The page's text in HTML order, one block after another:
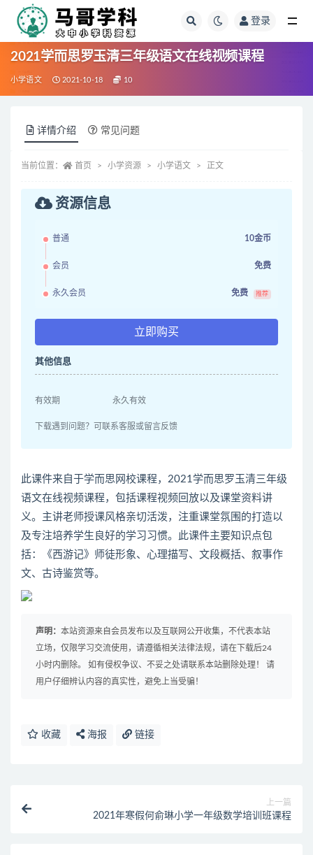
登录
2021学而思罗玉清三年级语文在线视频课程
小学语文 2021-10-18 10
详情介绍 常见问题
当前位置： 首页 小学资源 小学语文 正文
资源信息
普通 10金币
会员 免费
永久会员 免费 推荐
立即购买
其他信息
有效期 永久有效
下载遇到问题？可联系客服或留言反馈
此课件来自于学而思网校课程，2021学而思罗玉清三年级
语文在线视频课程，包括课程视频回放以及课堂资料讲
义。主讲老师授课风格亲切活泼，注重课堂氛围的打造以
及专注培养学生良好的学习习惯。此课件主要知识点包
括：《西游记》师徒形象、心理描写、文段概括、叙事作
文、古诗鉴赏等。
声明： 本站资源来自会员发布以及互联网公开收集，不代表本站
立场，仅限学习交流使用，请遵循相关法律法规，请在下载后24
小时内删除。 如有侵权争议、不妥之处请联系本站删除处理！ 请
用户仔细辨认内容的真实性，避免上当受骗！
收藏 海报 链接
上一篇
2021年寒假何俞琳小学一年级数学培训班课程
全部